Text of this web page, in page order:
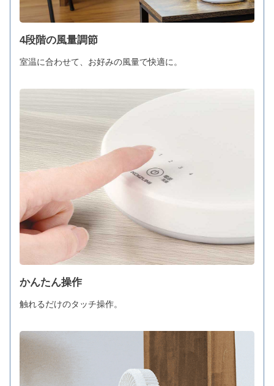
4段階の風量調節
室温に合わせて、お好みの風量で快適に。
かんたん操作
触れるだけのタッチ操作。